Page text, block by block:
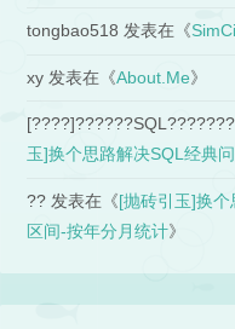
tongbao518 发表在《
xy 发表在《About.Me》
玉]换个思路解决SQL经典
?? 发表在《[抛砖引玉]换
区间-按年分月统计》